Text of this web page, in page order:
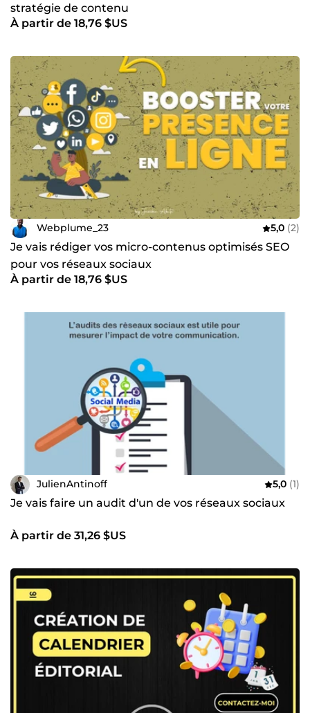
stratégie de contenu
À partir de 18,76 $US
Webplume_23 5,0 (2)
Je vais rédiger vos micro-contenus optimisés SEO
pour vos réseaux sociaux
À partir de 18,76 $US
JulienAntinoff 5,0 (1)
Je vais faire un audit d'un de vos réseaux sociaux
À partir de 31,26 $US